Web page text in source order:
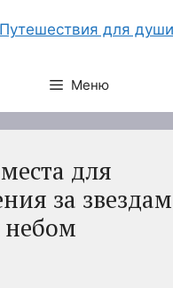
Меню
для
за